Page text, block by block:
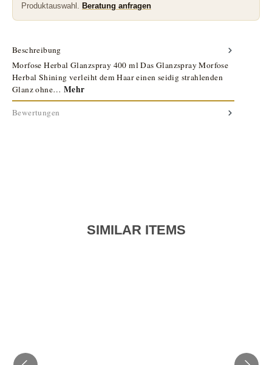
Produktauswahl.
Beratung anfragen
Beschreibung
Morfose Herbal Glanzspray 400 ml Das Glanzspray Morfose
Herbal Shining verleiht dem Haar einen seidig strahlenden
Glanz ohne… Mehr
Bewertungen
SIMILAR ITEMS